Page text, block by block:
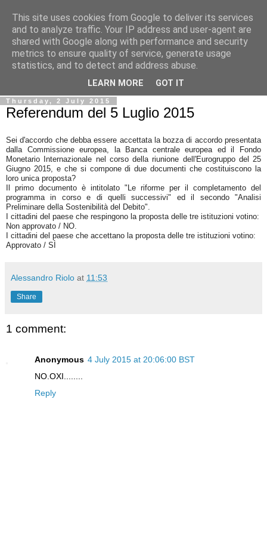
Ale Riolo's blog
Some posts are inEnglish , altri sono inItaliano , algunos
Español
Thursday, 2 July 2015
Referendum del 5 Luglio 2015
Sei d'accordo che debba essere accettata la bozza di accordo presentata
dalla Commissione europea, la Banca centrale europea ed il Fondo
Monetario Internazionale nel corso della riunione dell'Eurogruppo del 25
Giugno 2015, e che si compone di due documenti che costituiscono la
loro unica proposta?
Il primo documento è intitolato "Le riforme per il completamento del
programma in corso e di quelli successivi" ed il secondo "Analisi
Preliminare della Sostenibilità del Debito".
I cittadini del paese che respingono la proposta delle tre istituzioni votino:
Non approvato / NO.
I cittadini del paese che accettano la proposta delle tre istituzioni votino:
Approvato / SÌ
Alessandro Riolo at 11:53
Share
1 comment:
Anonymous 4 July 2015 at 20:06:00 BST
NO.OXI........
Reply
This site uses cookies from Google to deliver its services
and to analyze traffic. Your IP address and user-agent are
shared with Google along with performance and security
metrics to ensure quality of service, generate usage
statistics, and to detect and address abuse.
LEARN MORE GOT IT